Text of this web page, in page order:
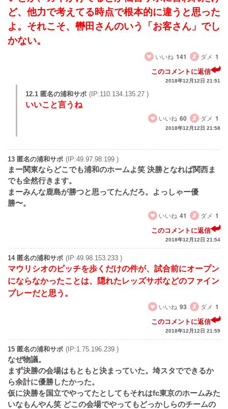
ど、他力で考えてる時点で根本的に違うと思った
よ。それこそ、轡田さんのいう「お客さん」でし
かない。
いいね 141 ダメ 1
このコメントに返信
2018年12月12日 21:51
12.1 匿名の浦和サポ (IP:110.134.135.27 )
いいこと言うね
いいね 60 ダメ 1
2018年12月12日 21:58
13 匿名の浦和サポ (IP:49.97.98.199 )
まー関東ならどこでも浦和のホームよ笑 決勝となれば関西ま
でも全然行きます。
まーみんな鹿島が勝つと思ってたんだろ。よっしゃー優
勝〜。
いいね 41 ダメ 1
このコメントに返信
2018年12月12日 21:54
14 匿名の浦和サポ (IP:49.98.153.233 )
マウリシオのピッチを歩くだけの件が、試合前にオープン
にならなかったことは、隠れたレッズサポなどのファイン
プレーだと思う。
いいね 93 ダメ 1
このコメントに返信
2018年12月12日 21:59
15 匿名の浦和サポ (IP:1.75.196.239 )
なぜ物議。
まず決勝の会場はもともと決まっていた。埼スタでできるか
ら余計に優勝したかった。
仮に決勝を国立でやってたとしてもそれはfc東京のホームみた
いなもんやん笑 どこの会場でやってもどっかしらのチームの